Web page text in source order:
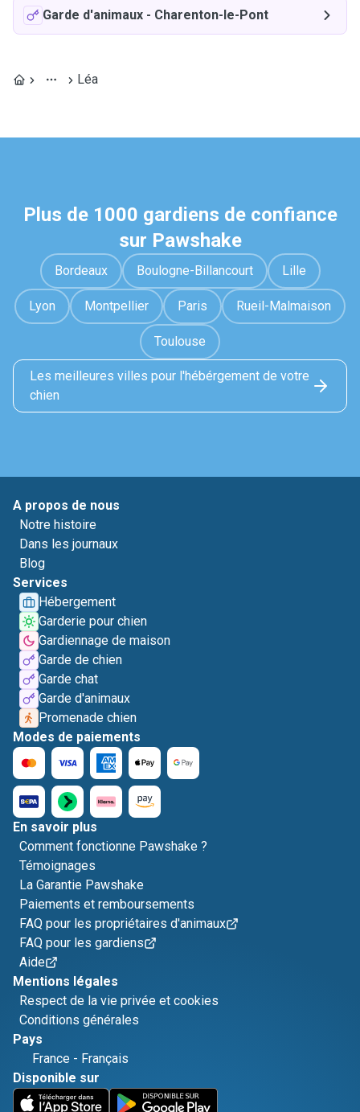
Garde d'animaux - Charenton-le-Pont
Léa
Plus de 1000 gardiens de confiance
sur Pawshake
Bordeaux Boulogne-Billancourt Lille
Lyon Montpellier Paris Rueil-Malmaison
Toulouse
Les meilleures villes pour l'hébérgement de votre
chien
A propos de nous
Notre histoire
Dans les journaux
Blog
Services
Hébergement
Garderie pour chien
Gardiennage de maison
Garde de chien
Garde chat
Garde d'animaux
Promenade chien
Modes de paiements
En savoir plus
Comment fonctionne Pawshake ?
Témoignages
La Garantie Pawshake
Paiements et remboursements
FAQ pour les propriétaires d'animaux
FAQ pour les gardiens
Aide
Mentions légales
Respect de la vie privée et cookies
Conditions générales
Pays
France - Français
Disponible sur